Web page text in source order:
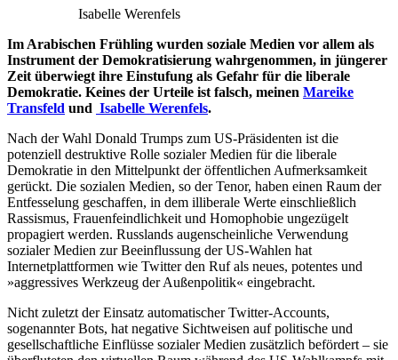
Isabelle Werenfels
Im Arabischen Frühling wurden soziale Medien vor allem als
Instrument der Demokratisierung wahrgenommen, in jüngerer
Zeit überwiegt ihre Einstufung als Gefahr für die liberale
Demokratie. Keines der Urteile ist falsch, meinen Mareike
Transfeld und Isabelle Werenfels.
Nach der Wahl Donald Trumps zum US-Präsidenten ist die
potenziell destruktive Rolle sozialer Medien für die liberale
Demokratie in den Mittelpunkt der öffentlichen Aufmerksamkeit
gerückt. Die sozialen Medien, so der Tenor, haben einen Raum der
Entfesselung geschaffen, in dem illiberale Werte einschließlich
Rassismus, Frauenfeindlichkeit und Homophobie ungezügelt
propagiert werden. Russlands augenscheinliche Verwendung
sozialer Medien zur Beeinflussung der US-Wahlen hat
Internetplattformen wie Twitter den Ruf als neues, potentes und
»aggressives Werkzeug der Außenpolitik« eingebracht.
Nicht zuletzt der Einsatz automatischer Twitter-Accounts,
sogenannter Bots, hat negative Sichtweisen auf politische und
gesellschaftliche Einflüsse sozialer Medien zusätzlich befördert – sie